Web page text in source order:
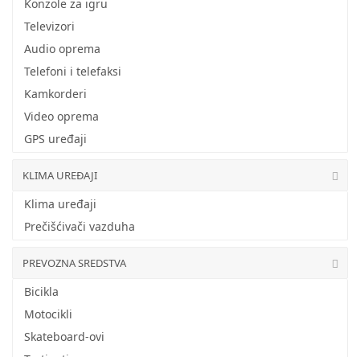
Konzole za igru
Televizori
Audio oprema
Telefoni i telefaksi
Kamkorderi
Video oprema
GPS uređaji
KLIMA UREĐAJI
Klima uređaji
Prečišćivači vazduha
PREVOZNA SREDSTVA
Bicikla
Motocikli
Skateboard-ovi